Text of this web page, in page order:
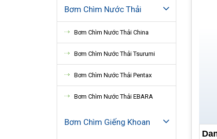
Bơm Chìm Nước Thải
Bơm Chìm Nước Thải China
Bơm Chìm Nước Thải Tsurumi
Bơm Chìm Nước Thải Pentax
Bơm Chìm Nước Thải EBARA
Bơm Chìm Giếng Khoan